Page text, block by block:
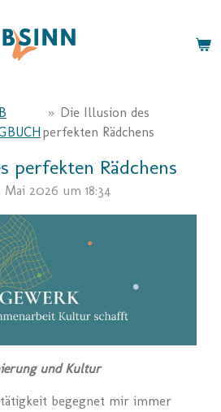
B
» Die Illusion des
perfekten Rädchens
perfekten Rädchens
2026 um 18:34
und Kultur
begegnet mir immer